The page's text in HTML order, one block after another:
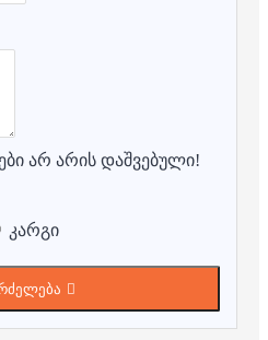
არ არის დაშვებული!
კარგი